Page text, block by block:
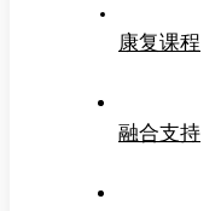
康复课程
融合支持